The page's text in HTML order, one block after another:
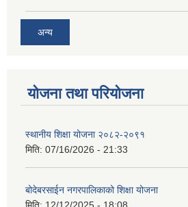
अन्य
योजना तथा परियोजना
स्थानीय शिक्षा योजना २०८२-२०९१
मिति: 07/16/2026 - 21:33
बोदेबरसाईन नगरपालिकाको शिक्षा योजना
मिति: 12/12/2025 - 18:08